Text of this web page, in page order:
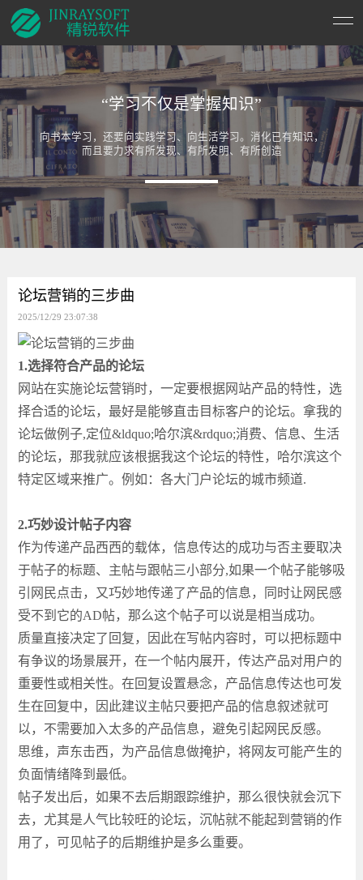
“学习不仅是掌握知识”
向书本学习，还要向实践学习、向生活学习。消化已有知识，
而且要力求有所发现、有所发明、有所创造
论坛营销的三步曲
2025/12/29 23:07:38
1.选择符合产品的论坛
网站在实施论坛营销时，一定要根据网站产品的特性，选
择合适的论坛，最好是能够直击目标客户的论坛。拿我的
论坛做例子,定位&ldquo;哈尔滨&rdquo;消费、信息、生活
的论坛，那我就应该根据我这个论坛的特性，哈尔滨这个
特定区域来推广。例如：各大门户论坛的城市频道.
2.巧妙设计帖子内容
作为传递产品西西的载体，信息传达的成功与否主要取决
于帖子的标题、主帖与跟帖三小部分,如果一个帖子能够吸
引网民点击，又巧妙地传递了产品的信息，同时让网民感
受不到它的AD帖，那么这个帖子可以说是相当成功。
质量直接决定了回复，因此在写帖内容时，可以把标题中
有争议的场景展开，在一个帖内展开，传达产品对用户的
重要性或相关性。在回复设置悬念，产品信息传达也可发
生在回复中，因此建议主帖只要把产品的信息叙述就可
以，不需要加入太多的产品信息，避免引起网民反感。
思维，声东击西，为产品信息做掩护，将网友可能产生的
负面情绪降到最低。
帖子发出后，如果不去后期跟踪维护，那么很快就会沉下
去，尤其是人气比较旺的论坛，沉帖就不能起到营销的作
用了，可见帖子的后期维护是多么重要。